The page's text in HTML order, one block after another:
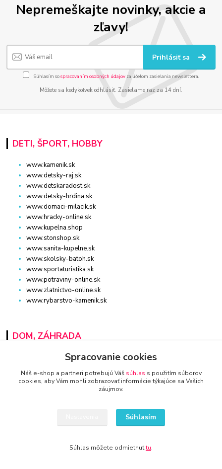
Nepremeškajte novinky, akcie a
zľavy!
Prihlásiť sa
Súhlasím sospracovaním osobných údajov za účelom zasielania newslettera.
Môžete sa kedykoľvek odhlásiť. Zasielame raz za 14 dní.
DETI, ŠPORT, HOBBY
www.kamenik.sk
www.detsky-raj.sk
www.detskaradost.sk
www.detsky-hrdina.sk
www.domaci-milacik.sk
www.hracky-online.sk
www.kupelna.shop
www.stonshop.sk
www.sanita-kupelne.sk
www.skolsky-batoh.sk
www.sportaturistika.sk
www.potraviny-online.sk
www.zlatnictvo-online.sk
www.rybarstvo-kamenik.sk
DOM, ZÁHRADA
www.dm-drogeria.sk
www.najvypredaj.sk
www.osvetlenie-svietidla.eu
Spracovanie cookies
Náš e-shop a partneri potrebujú Váš súhlas s použitím súborov
cookies, aby Vám mohli zobrazovať informácie týkajúce sa Vašich
záujmov.
Súhlasím
Súhlas môžete odmietnuťtu.